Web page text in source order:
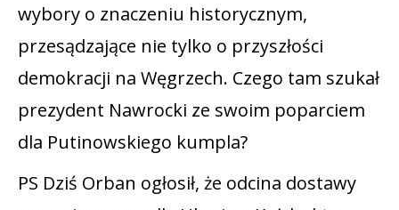
wybory o znaczeniu historycznym,
przesądzające nie tylko o przyszłości
demokracji na Węgrzech. Czego tam szukał
prezydent Nawrocki ze swoim poparciem
dla Putinowskiego kumpla?
PS Dziś Orban ogłosił, że odcina dostawy